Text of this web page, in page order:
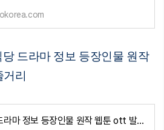
드라마 정보 등장인물 원작
리
허식당 드라마 정보 등장인물 원작 웹툰 ott 발연기 및 줄거리